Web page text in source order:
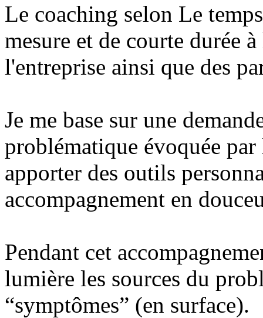
Le coaching selon Le
mesure et de courte durée
l'entreprise ainsi que des
Je me base sur une
problématique évoquée
apporter des outils
accompagnement en
Pendant cet
lumière les sources du
“symptômes” (en surface).